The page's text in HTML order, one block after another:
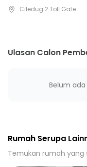
10 Menit ke Gerbang
15 Menit ke Gerbang
Ciledug 2 Toll Gate
Ulasan Calon
Belum
Rumah Serupa
Temukan rumah yang